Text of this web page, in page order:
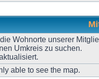
Wohnorte unserer
Umkreis zu suchen.
able to see the map.